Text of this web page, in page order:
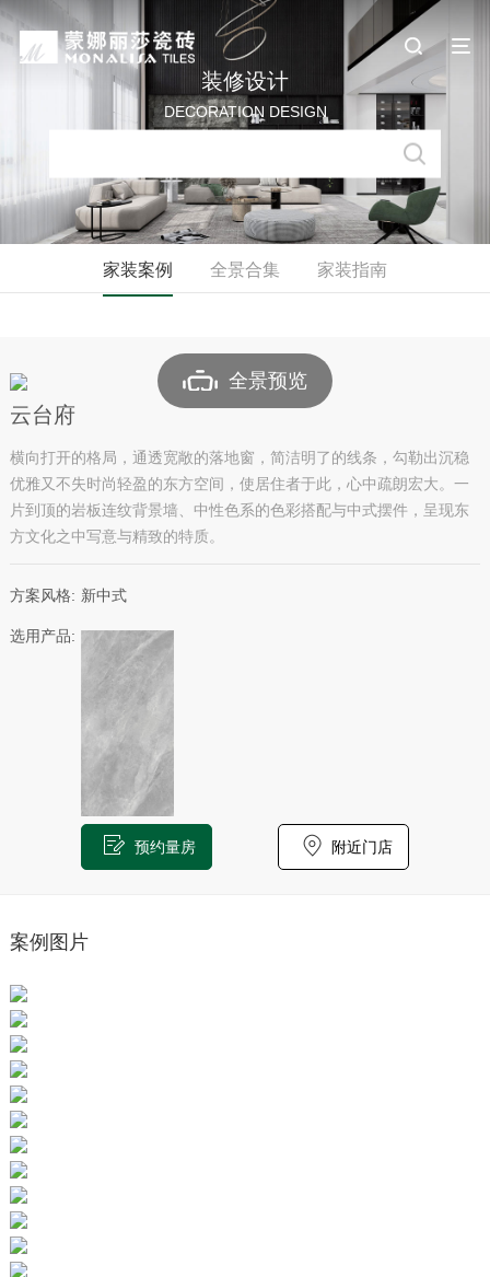
装修设计
DECORATION DESIGN
家装案例 全景合集 家装指南
全景预览
云台府
横向打开的格局，通透宽敞的落地窗，简洁明了的线条，勾勒出沉稳
优雅又不失时尚轻盈的东方空间，使居住者于此，心中疏朗宏大。一
片到顶的岩板连纹背景墙、中性色系的色彩搭配与中式摆件，呈现东
方文化之中写意与精致的特质。
方案风格: 新中式
选用产品:
预约量房 附近门店
案例图片